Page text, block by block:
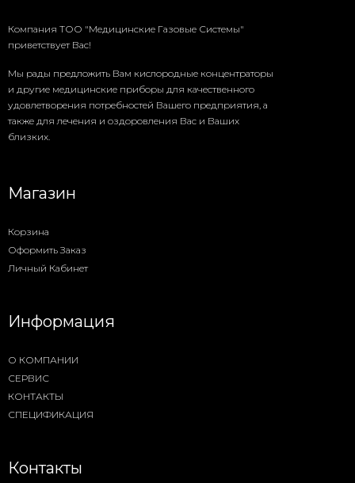
Компания ТОО "Медицинские Газовые Системы"
приветствует Вас!
Мы рады предложить Вам кислородные концентраторы
и другие медицинские приборы для качественного
удовлетворения потребностей Вашего предприятия, а
также для лечения и оздоровления Вас и Ваших
близких.
Магазин
Корзина
Оформить Заказ
Личный Кабинет
Информация
О КОМПАНИИ
СЕРВИС
КОНТАКТЫ
СПЕЦИФИКАЦИЯ
Контакты